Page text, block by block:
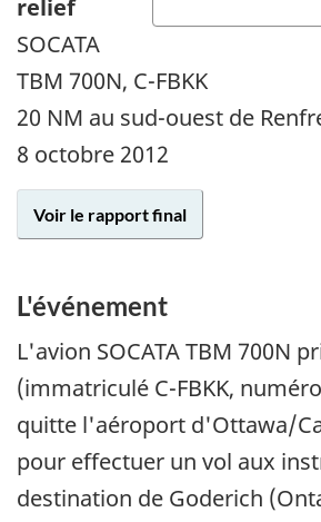
relief
SOCATA
TBM 700N, C-FBKK
20 NM au sud-ouest de
8 octobre 2012
Voir le rapport final
L'événement
L'avion SOCATA TBM 700N
(immatriculé C-FBKK,
quitte l'aéroport d'Ottawa/
pour effectuer un vol aux
destination de Goderich